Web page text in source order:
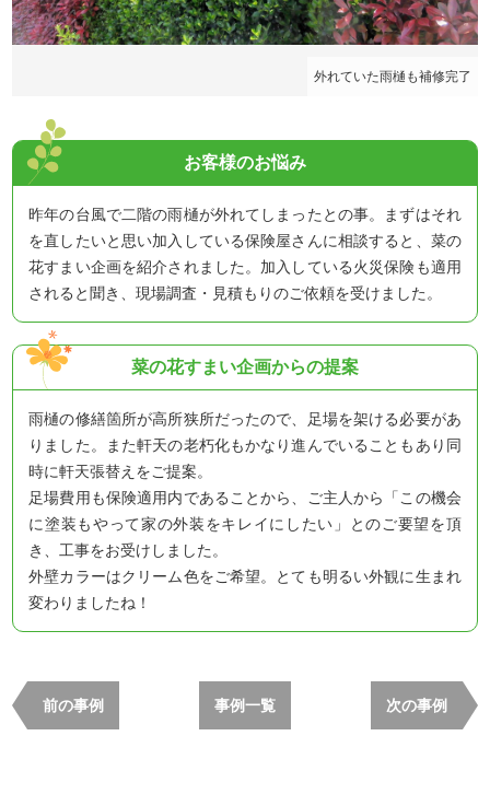
外れていた雨樋も補修完了
お客様のお悩み
昨年の台風で二階の雨樋が外れてしまったとの事。まずはそれ
を直したいと思い加入している保険屋さんに相談すると、菜の
花すまい企画を紹介されました。加入している火災保険も適用
されると聞き、現場調査・見積もりのご依頼を受けました。
菜の花すまい企画からの提案
雨樋の修繕箇所が高所狭所だったので、足場を架ける必要があ
りました。また軒天の老朽化もかなり進んでいることもあり同
時に軒天張替えをご提案。
足場費用も保険適用内であることから、ご主人から「この機会
に塗装もやって家の外装をキレイにしたい」とのご要望を頂
き、工事をお受けしました。
外壁カラーはクリーム色をご希望。とても明るい外観に生まれ
変わりましたね！
前の事例 事例一覧 次の事例